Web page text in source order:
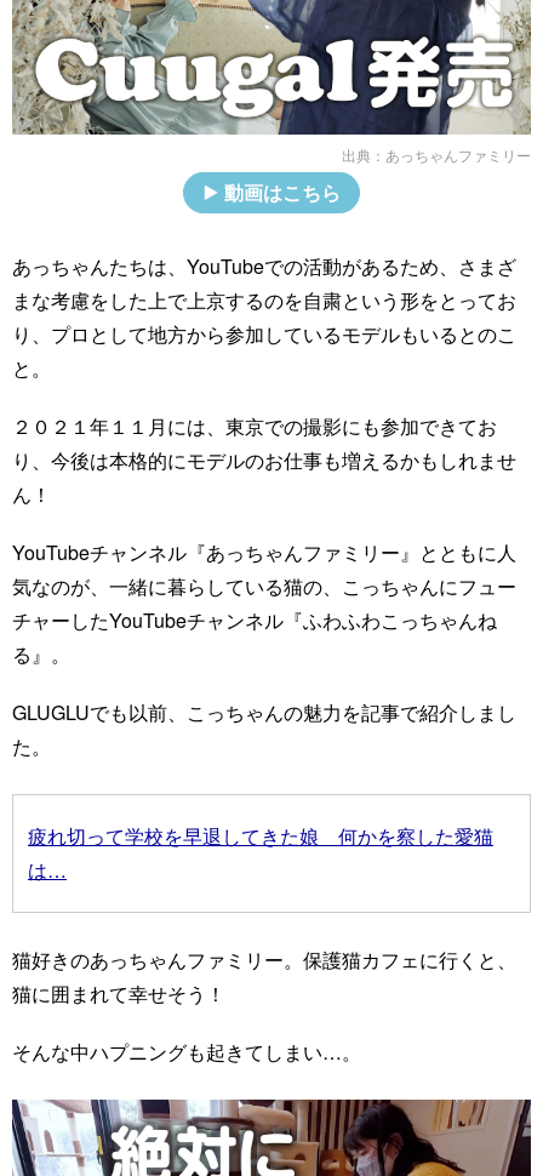
出典： あっちゃんファミリー
動画はこちら
あっちゃんたちは、YouTubeでの活動があるため、さまざ
まな考慮をした上で上京するのを自粛という形をとってお
り、プロとして地方から参加しているモデルもいるとのこ
と。
２０２１年１１月には、東京での撮影にも参加できてお
り、今後は本格的にモデルのお仕事も増えるかもしれませ
ん！
YouTubeチャンネル『あっちゃんファミリー』とともに人
気なのが、一緒に暮らしている猫の、こっちゃんにフュー
チャーしたYouTubeチャンネル『ふわふわこっちゃんね
る』。
GLUGLUでも以前、こっちゃんの魅力を記事で紹介しまし
た。
疲れ切って学校を早退してきた娘 何かを察した愛猫
は…
猫好きのあっちゃんファミリー。保護猫カフェに行くと、
猫に囲まれて幸せそう！
そんな中ハプニングも起きてしまい…。